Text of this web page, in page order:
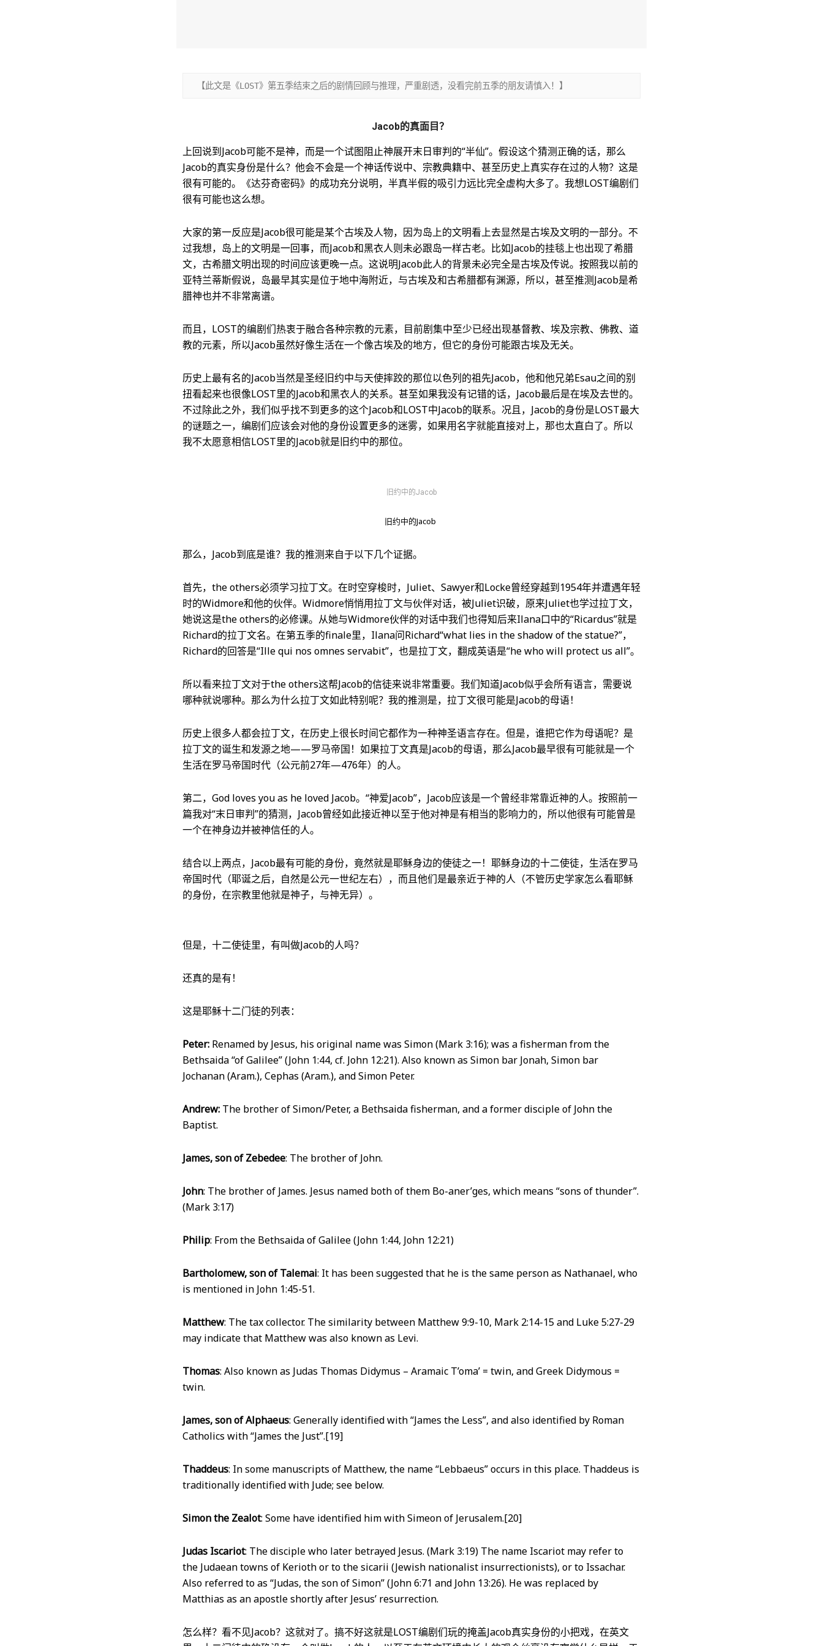
【此文是《LOST》第五季结束之后的剧情回顾与推理，严重剧透，没看完前五季的朋友请慎入！】
Jacob的真面目？
上回说到Jacob可能不是神，而是一个试图阻止神展开末日审判的“半仙”。假设这个猜测正确的话，那么
Jacob的真实身份是什么？他会不会是一个神话传说中、宗教典籍中、甚至历史上真实存在过的人物？这是
很有可能的。《达芬奇密码》的成功充分说明，半真半假的吸引力远比完全虚构大多了。我想LOST编剧们
很有可能也这么想。
大家的第一反应是Jacob很可能是某个古埃及人物，因为岛上的文明看上去显然是古埃及文明的一部分。不
过我想，岛上的文明是一回事，而Jacob和黑衣人则未必跟岛一样古老。比如Jacob的挂毯上也出现了希腊
文，古希腊文明出现的时间应该更晚一点。这说明Jacob此人的背景未必完全是古埃及传说。按照我以前的
亚特兰蒂斯假说，岛最早其实是位于地中海附近，与古埃及和古希腊都有渊源，所以，甚至推测Jacob是希
腊神也并不非常离谱。
而且，LOST的编剧们热衷于融合各种宗教的元素，目前剧集中至少已经出现基督教、埃及宗教、佛教、道
教的元素，所以Jacob虽然好像生活在一个像古埃及的地方，但它的身份可能跟古埃及无关。
历史上最有名的Jacob当然是圣经旧约中与天使摔跤的那位以色列的祖先Jacob，他和他兄弟Esau之间的别
扭看起来也很像LOST里的Jacob和黑衣人的关系。甚至如果我没有记错的话，Jacob最后是在埃及去世的。
不过除此之外，我们似乎找不到更多的这个Jacob和LOST中Jacob的联系。况且，Jacob的身份是LOST最大
的谜题之一，编剧们应该会对他的身份设置更多的迷雾，如果用名字就能直接对上，那也太直白了。所以
我不太愿意相信LOST里的Jacob就是旧约中的那位。
旧约中的Jacob
旧约中的Jacob
那么，Jacob到底是谁？我的推测来自于以下几个证据。
首先，the others必须学习拉丁文。在时空穿梭时，Juliet、Sawyer和Locke曾经穿越到1954年并遭遇年轻
时的Widmore和他的伙伴。Widmore悄悄用拉丁文与伙伴对话，被Juliet识破，原来Juliet也学过拉丁文，
她说这是the others的必修课。从她与Widmore伙伴的对话中我们也得知后来Ilana口中的“Ricardus”就是
Richard的拉丁文名。在第五季的finale里，Ilana问Richard“what lies in the shadow of the statue?”，
Richard的回答是“Ille qui nos omnes servabit”，也是拉丁文，翻成英语是“he who will protect us all”。
所以看来拉丁文对于the others这帮Jacob的信徒来说非常重要。我们知道Jacob似乎会所有语言，需要说
哪种就说哪种。那么为什么拉丁文如此特别呢？我的推测是，拉丁文很可能是Jacob的母语！
历史上很多人都会拉丁文，在历史上很长时间它都作为一种神圣语言存在。但是，谁把它作为母语呢？是
拉丁文的诞生和发源之地——罗马帝国！如果拉丁文真是Jacob的母语，那么Jacob最早很有可能就是一个
生活在罗马帝国时代（公元前27年—476年）的人。
第二，God loves you as he loved Jacob。“神爱Jacob”，Jacob应该是一个曾经非常靠近神的人。按照前一
篇我对“末日审判”的猜测，Jacob曾经如此接近神以至于他对神是有相当的影响力的，所以他很有可能曾是
一个在神身边并被神信任的人。
结合以上两点，Jacob最有可能的身份，竟然就是耶稣身边的使徒之一！耶稣身边的十二使徒，生活在罗马
帝国时代（耶诞之后，自然是公元一世纪左右），而且他们是最亲近于神的人（不管历史学家怎么看耶稣
的身份，在宗教里他就是神子，与神无异）。
但是，十二使徒里，有叫做Jacob的人吗？
还真的是有！
这是耶稣十二门徒的列表：
Peter: Renamed by Jesus, his original name was Simon (Mark 3:16); was a fisherman from the
Bethsaida “of Galilee” (John 1:44, cf. John 12:21). Also known as Simon bar Jonah, Simon bar
Jochanan (Aram.), Cephas (Aram.), and Simon Peter.
Andrew: The brother of Simon/Peter, a Bethsaida fisherman, and a former disciple of John the
Baptist.
James, son of Zebedee: The brother of John.
John: The brother of James. Jesus named both of them Bo-aner’ges, which means “sons of thunder”.
(Mark 3:17)
Philip: From the Bethsaida of Galilee (John 1:44, John 12:21)
Bartholomew, son of Talemai: It has been suggested that he is the same person as Nathanael, who
is mentioned in John 1:45-51.
Matthew: The tax collector. The similarity between Matthew 9:9-10, Mark 2:14-15 and Luke 5:27-29
may indicate that Matthew was also known as Levi.
Thomas: Also known as Judas Thomas Didymus – Aramaic T’oma’ = twin, and Greek Didymous =
twin.
James, son of Alphaeus: Generally identified with “James the Less”, and also identified by Roman
Catholics with “James the Just”.[19]
Thaddeus: In some manuscripts of Matthew, the name “Lebbaeus” occurs in this place. Thaddeus is
traditionally identified with Jude; see below.
Simon the Zealot: Some have identified him with Simeon of Jerusalem.[20]
Judas Iscariot: The disciple who later betrayed Jesus. (Mark 3:19) The name Iscariot may refer to
the Judaean towns of Kerioth or to the sicarii (Jewish nationalist insurrectionists), or to Issachar.
Also referred to as “Judas, the son of Simon” (John 6:71 and John 13:26). He was replaced by
Matthias as an apostle shortly after Jesus’ resurrection.
怎么样？看不见Jacob？这就对了。搞不好这就是LOST编剧们玩的掩盖Jacob真实身份的小把戏，在英文